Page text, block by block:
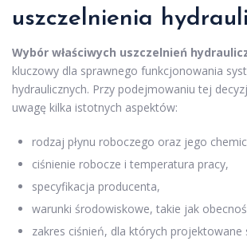
uszczelnienia
Wybór właściwych uszczelnień
kluczowy dla sprawnego funkcjonowania
hydraulicznych. Przy podejmowaniu tej
uwagę kilka istotnych aspektów:
rodzaj płynu roboczego oraz jego
ciśnienie robocze i temperatura pracy,
specyfikacja producenta,
warunki środowiskowe, takie jak
zakres ciśnień, dla których projektowane